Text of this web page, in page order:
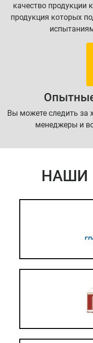
качество продукции
продукция которых
Вы можете следить за
менеджеры и
НАШИ